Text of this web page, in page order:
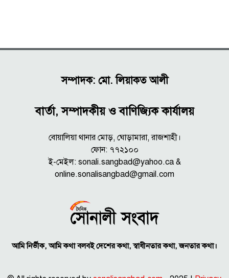
সম্পাদক: মো. লিয়াকত আলী
বার্তা, সম্পাদকীয় ও বাণিজ্যিক কার্যালয়
বোয়ালিয়া থানার মোড়, ঘোড়ামারা, রাজশাহী।
ফোন: ৭৭২১০০
ই-মেইল: sonali.sangbad@yahoo.ca &
online.sonalisangbad@gmail.com
আমি নির্ভীক, আমি কথা বলবই দেশের কথা, স্বাধীনতার কথা, জনতার কথা।